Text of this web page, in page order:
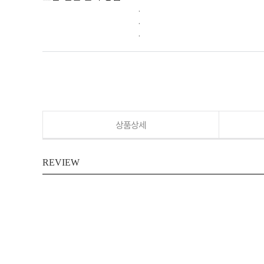
.
.
.
상품상세
REVIEW